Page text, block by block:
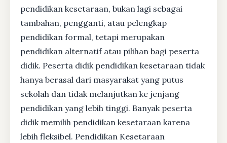
pendidikan kesetaraan, bukan lagi sebagai
tambahan, pengganti, atau pelengkap
pendidikan formal, tetapi merupakan
pendidikan alternatif atau pilihan bagi peserta
didik. Peserta didik pendidikan kesetaraan tidak
hanya berasal dari masyarakat yang putus
sekolah dan tidak melanjutkan ke jenjang
pendidikan yang lebih tinggi. Banyak peserta
didik memilih pendidikan kesetaraan karena
lebih fleksibel. Pendidikan Kesetaraan